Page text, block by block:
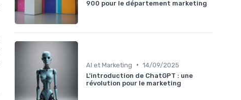
900 pour le département marketing
AI et Marketing • 14/09/2025
L'introduction de ChatGPT : une
révolution pour le marketing